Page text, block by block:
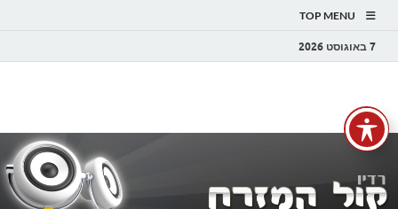
TOP MENU
7 באוגוסט 2026
רדיו קול המזרח
רדיו מזרחית | מוזיקה מזרחית | ים תיכוני | קול המזרח FM